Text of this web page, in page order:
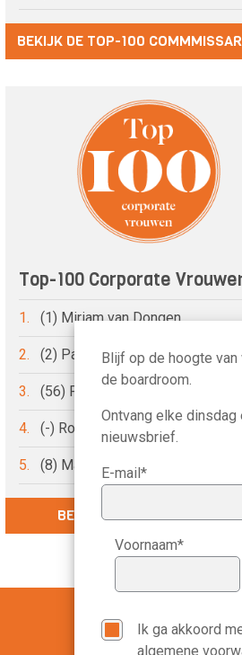
BEKIJK DE TOP-100
Top-100 Corporate
1. (1) Miriam van Dongen
2. (2) Pauline van der Meer Mohr
3. (56) Petri Hofsté
4. (-) Roelien Ritsema van Eck
5. (8) Marike Bonhof
BEKIJK DE VOLLEDIGE LIJST
Blijf op de hoogte
de boardroom.
Ontvang elke dinsdag
nieuwsbrief.
E-mail*
Voornaam*
Ik ga akkoord
algemene